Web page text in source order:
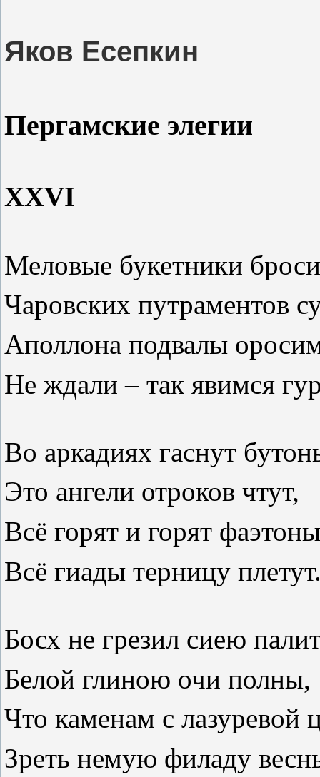
Яков Есепкин
Пергамские элегии
XXVI
Меловые букетники
Чаровских путраментов
Аполлона подвалы
Не ждали – так явимся
Во аркадиях гаснут
Это ангели отроков чтут,
Всё горят и горят
Всё гиады терницу
Босх не грезил сиею
Белой глиною очи полны,
Что каменам с лазуревой
Зреть немую филаду